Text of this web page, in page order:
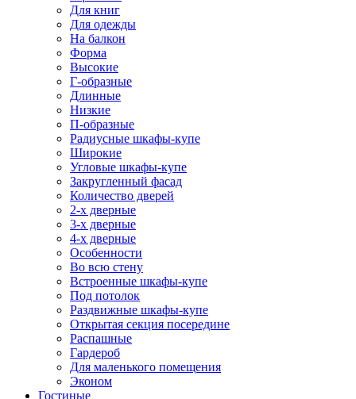
Для книг
Для одежды
На балкон
Форма
Высокие
Г-образные
Длинные
Низкие
П-образные
Радиусные шкафы-купе
Широкие
Угловые шкафы-купе
Закругленный фасад
Количество дверей
2-х дверные
3-х дверные
4-х дверные
Особенности
Во всю стену
Встроенные шкафы-купе
Под потолок
Раздвижные шкафы-купе
Открытая секция посередине
Распашные
Гардероб
Для маленького помещения
Эконом
Гостиные